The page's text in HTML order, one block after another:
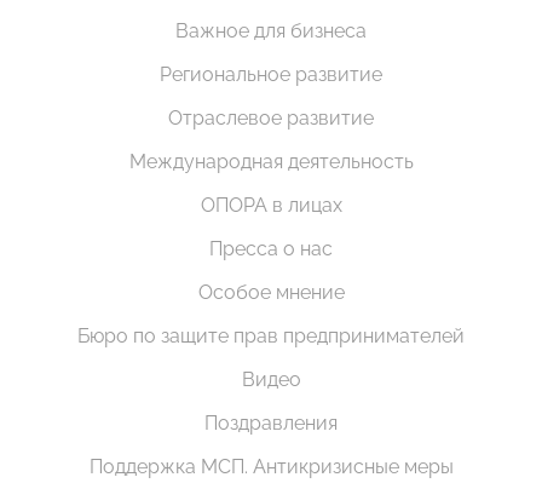
Важное для бизнеса
Региональное развитие
Отраслевое развитие
Международная деятельность
ОПОРА в лицах
Пресса о нас
Особое мнение
Бюро по защите прав предпринимателей
Видео
Поздравления
Поддержка МСП. Антикризисные меры